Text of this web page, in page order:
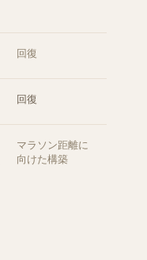
回復
回復
マラソン距離に
向けた構築